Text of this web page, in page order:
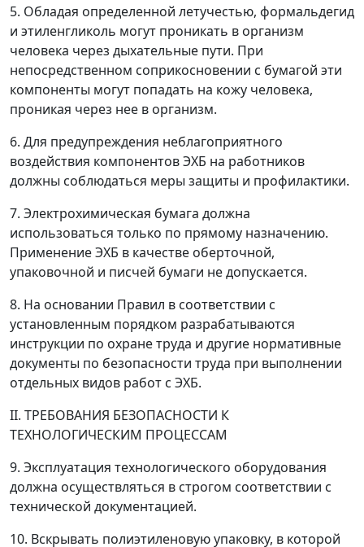
5. Обладая определенной летучестью, формальдегид
и этиленгликоль могут проникать в организм
человека через дыхательные пути. При
непосредственном соприкосновении с бумагой эти
компоненты могут попадать на кожу человека,
проникая через нее в организм.
6. Для предупреждения неблагоприятного
воздействия компонентов ЭХБ на работников
должны соблюдаться меры защиты и профилактики.
7. Электрохимическая бумага должна
использоваться только по прямому назначению.
Применение ЭХБ в качестве оберточной,
упаковочной и писчей бумаги не допускается.
8. На основании Правил в соответствии с
установленным порядком разрабатываются
инструкции по охране труда и другие нормативные
документы по безопасности труда при выполнении
отдельных видов работ с ЭХБ.
II. ТРЕБОВАНИЯ БЕЗОПАСНОСТИ К
ТЕХНОЛОГИЧЕСКИМ ПРОЦЕССАМ
9. Эксплуатация технологического оборудования
должна осуществляться в строгом соответствии с
технической документацией.
10. Вскрывать полиэтиленовую упаковку, в которой